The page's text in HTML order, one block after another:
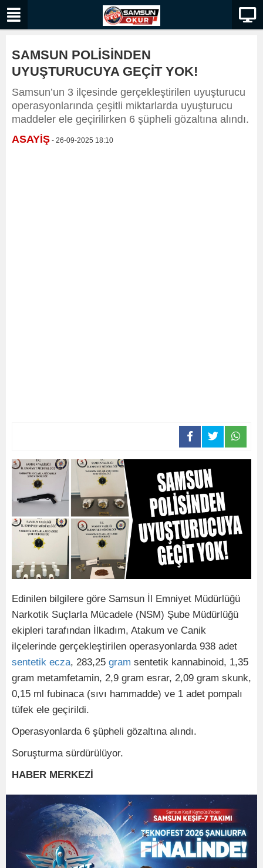
SAMSUN POLİSİNDEN
UYUŞTURUCUYA GEÇİT YOK!
Samsun’un 3 ilçesinde gerçekleştirilen uyuşturucu
operasyonlarında çeşitli miktarlarda uyuşturucu
maddeler ele geçirilirken 6 şüpheli gözaltına alındı.
ASAYİŞ - 26-09-2025 18:10
Edinilen bilgilere göre Samsun İl Emniyet Müdürlüğü
Narkotik Suçlarla Mücadele (NSM) Şube Müdürlüğü
ekipleri tarafından İlkadım, Atakum ve Canik
ilçelerinde gerçekleştirilen operasyonlarda 938 adet
sentetik ecza, 283,25 gram sentetik kannabinoid, 1,35
gram metamfetamin, 2,9 gram esrar, 2,09 gram skunk,
0,15 ml fubinaca (sıvı hammadde) ve 1 adet pompalı
tüfek ele geçirildi.
Operasyonlarda 6 şüpheli gözaltına alındı.
Soruşturma sürdürülüyor.
HABER MERKEZİ